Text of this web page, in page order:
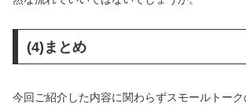
(4)まとめ
今回ご紹介した内容に関わらずスモールトー